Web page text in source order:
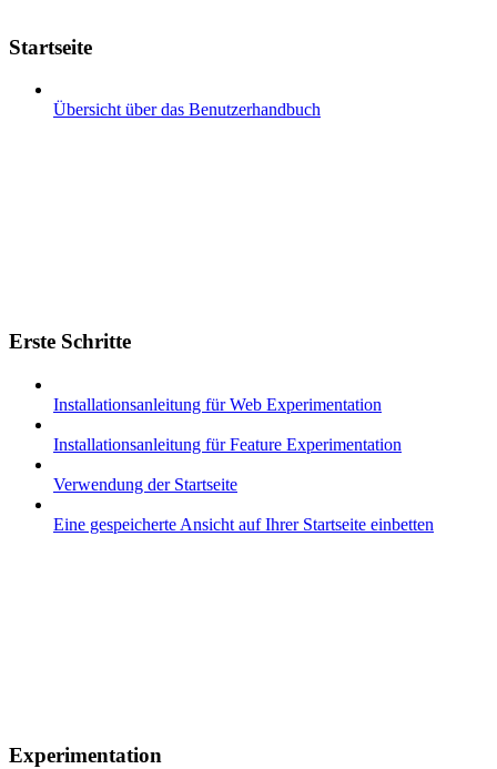
Startseite
Übersicht über das Benutzerhandbuch
Erste Schritte
Installationsanleitung für Web Experimentation
Installationsanleitung für Feature Experimentation
Verwendung der Startseite
Eine gespeicherte Ansicht auf Ihrer Startseite einbetten
Experimentation